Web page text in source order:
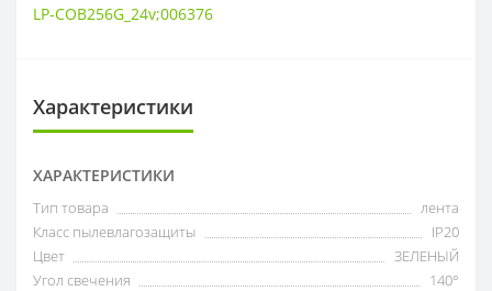
LP-COB256G_24v;006376
Характеристики
ХАРАКТЕРИСТИКИ
Тип товара
лента
Класс пылевлагозащиты
IP20
Цвет
ЗЕЛЕНЫЙ
Угол свечения
140°